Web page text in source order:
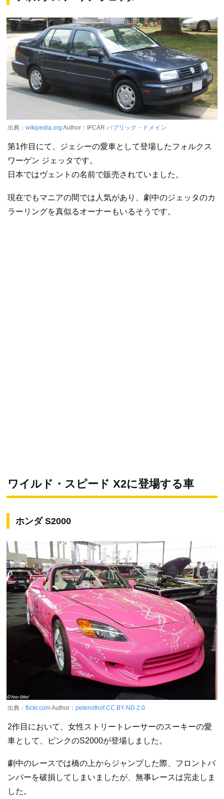
出典： wikipedia.org Author：IFCAR パブリック・ドメイン
第1作目にて、ジェシーの愛車として登場したフォルクス
ワーゲン ジェッタです。
日本ではヴェントの名前で販売されていました。
現在でもマニアの間では人気があり、劇中のジェッタのカ
ラーリングを真似るオーナーもいるそうです。
ワイルド・スピード X2に登場する車
ホンダ S2000
出典： flickr.comAuthor： peterolthofCC BY-ND 2.0
2作目において、女性ストリートレーサーのスーキーの愛
車として、ピンクのS2000が登場しました。
劇中のレースでは橋の上からジャンプした際、フロントバ
ンパーを破損してしまいましたが、無事レースは完走しま
した。